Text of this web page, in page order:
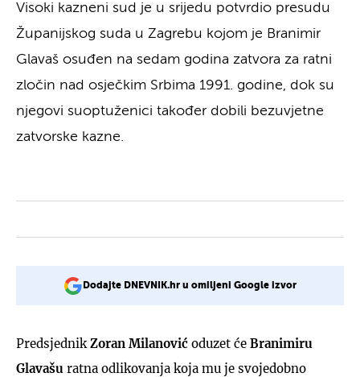
Visoki kazneni sud je u srijedu potvrdio presudu
Županijskog suda u Zagrebu kojom je Branimir
Glavaš osuđen na sedam godina zatvora za ratni
zločin nad osječkim Srbima 1991. godine, dok su
njegovi suoptuženici također dobili bezuvjetne
zatvorske kazne.
Dodajte DNEVNIK.hr u omiljeni Google izvor
Predsjednik Zoran Milanović oduzet će Branimiru
Glavašu ratna odlikovanja koja mu je svojedobno